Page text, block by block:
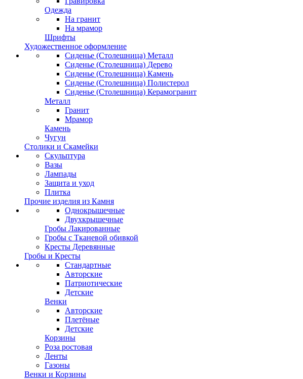
Одежда
На гранит
На мрамор
Шрифты
Художественное оформление
Сиденье (Столешница) Металл
Сиденье (Столешница) Дерево
Сиденье (Столешница) Камень
Сиденье (Столешница) Полистерол
Сиденье (Столешница) Керамогранит
Металл
Гранит
Мрамор
Камень
Чугун
Столики и Скамейки
Скульптура
Вазы
Лампады
Защита и уход
Плитка
Прочие изделия из Камня
Однокрышечные
Двухкрышечные
Гробы Лакированные
Гробы с Тканевой обивкой
Кресты Деревянные
Гробы и Кресты
Стандартные
Авторские
Патриотические
Детские
Венки
Авторские
Плетёные
Детские
Корзины
Роза ростовая
Ленты
Газоны
Венки и Корзины